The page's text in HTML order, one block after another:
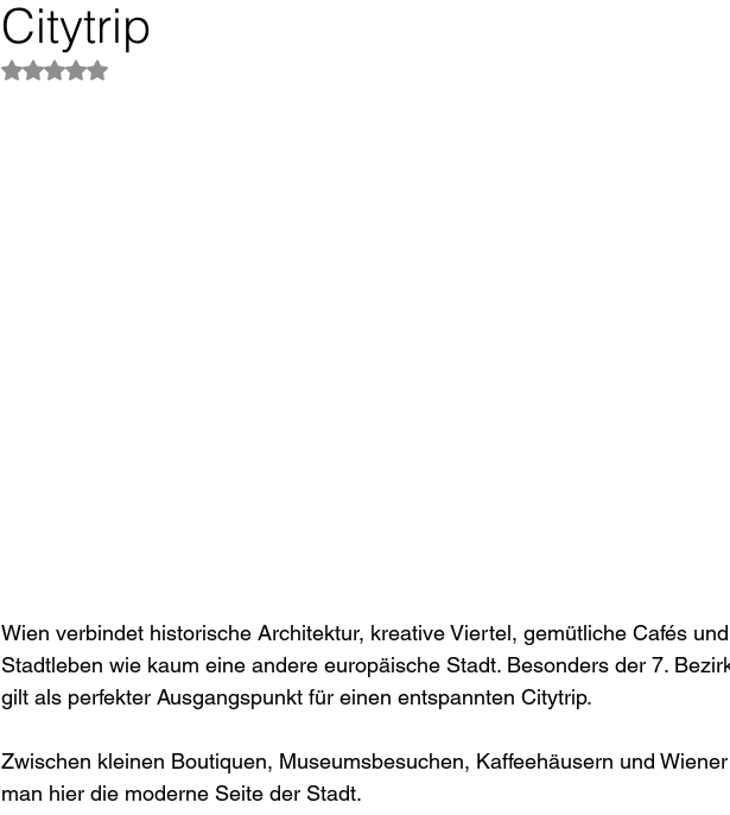
Citytrip
Mit NaN von 5 Sternen bewertet.
Wien verbindet historische Architektur, kreative Viertel, gemütliche Cafés
Stadtleben wie kaum eine andere europäische Stadt. Besonders der 7.
gilt als perfekter Ausgangspunkt für einen entspannten Citytrip.
Zwischen kleinen Boutiquen, Museumsbesuchen, Kaffeehäusern und
man hier die moderne Seite der Stadt.